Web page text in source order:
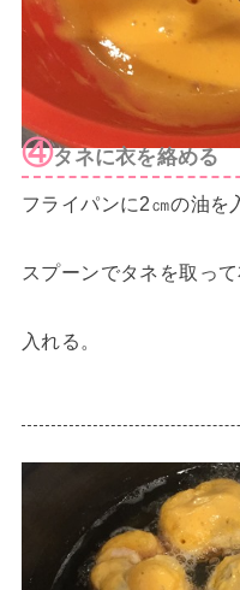
④タネに衣を絡める
フライパンに2㎝の油を
スプーンでタネを取っ
入れる。